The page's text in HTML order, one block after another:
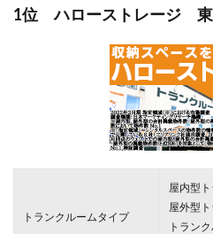
1位 ハローストレージ
トランクルームタイプ
屋内型
屋外型
トラン